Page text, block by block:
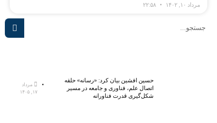
مرداد ۱۰, ۱۴۰۲
حسین افشین بیان کرد: «رسانه» حلقه
اتصال علم، فناوری و جامعه در مسیر
شکل‌گیری قدرت فناورانه
مرداد
۱۷, ۱۴۰۵